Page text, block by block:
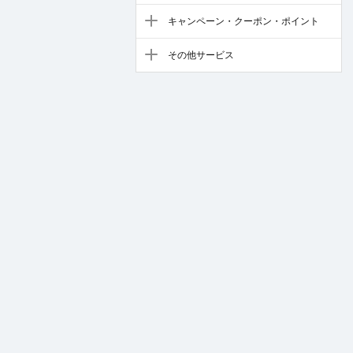
キャンペーン・クーポン・ポイント
その他サービス